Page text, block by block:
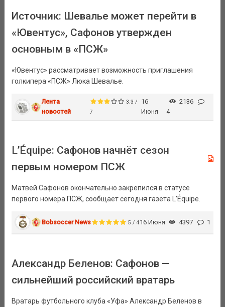
Источник: Шевалье может перейти в
«Ювентус», Сафонов утвержден
основным в «ПСЖ»
«Ювентус» рассматривает возможность приглашения
голкипера «ПСЖ» Люка Шевалье.
Лента
новостей
3.3 /
7
16
Июня
2136
4
L’Équipe: Сафонов начнёт сезон
первым номером ПСЖ
Матвей Сафонов окончательно закрепился в статусе
первого номера ПСЖ, сообщает сегодня газета L’Équipe.
Bobsoccer News 5 / 416 Июня 4397 1
Александр Беленов: Сафонов —
сильнейший российский вратарь
Вратарь футбольного клуба «Уфа» Александр Беленов в